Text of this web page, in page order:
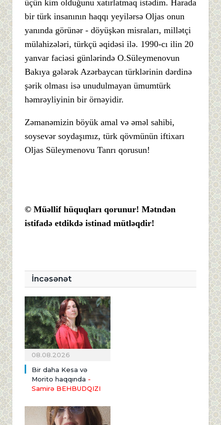
üçün kim olduğunu xatırlatmaq istədim. Harada
bir türk insanının haqqı yeyilərsə Oljas onun
yanında görünər - döyüşkən misraları, millətçi
mülahizələri, türkçü əqidəsi ilə. 1990-cı ilin 20
yanvar faciəsi günlərində O.Süleymenovun
Bakıya gələrək Azərbaycan türklərinin dərdinə
şərik olması isə unudulmayan ümumtürk
həmrəyliyinin bir örnəyidir.
Zəmanəmizin böyük amal və əməl sahibi,
soysevər soydaşımız, türk qövmünün iftixarı
Oljas Süleymenovu Tanrı qorusun!
© Müəllif hüquqları qorunur! Mətndən
istifadə etdikdə istinad mütləqdir!
İncəsənət
08.08.2026
Bir daha Kesa və
Morito haqqında -
Samirə BEHBUDQIZI